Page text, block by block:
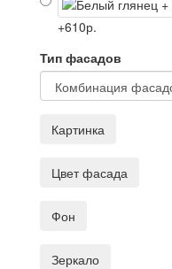
+610р.
Тип фасадов
Картинка
Цвет фасада
Фон
Зеркало